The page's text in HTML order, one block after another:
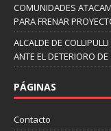
COMUNIDADES
PARA FRENAR
ALCALDE DE
ANTE EL DETERIORO
PÁGINAS
Contacto